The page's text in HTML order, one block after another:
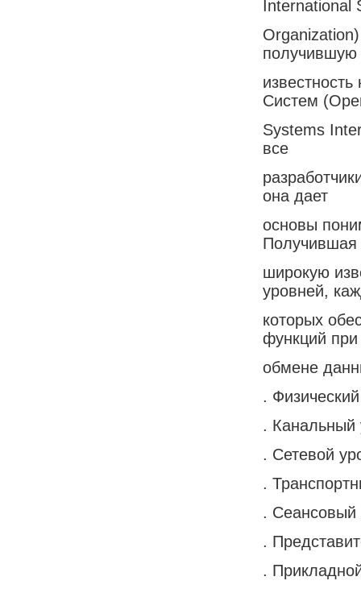
International
получившую
Систем
Systems
все
она дает
основы
Получившая
широкую
уровней,
которых
функций при
обмене
.
. Канальный
. Сетевой
.
. Сеансовый
.
.